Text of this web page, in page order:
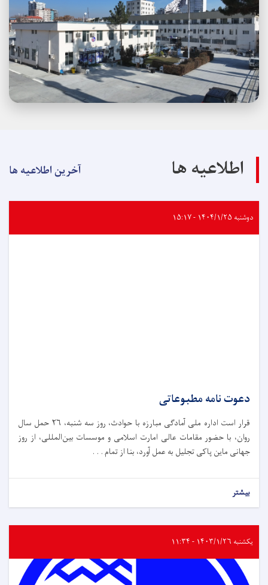
اطلاعیه ها آخرین اطلاعیه ها
دوشنبه ۱۴۰۴/۱/۲۵ - ۱۵:۱۷
دعوت نامه مطبوعاتی
قرار است اداره ملی آمادگی مبارزه با حوادث،‌ روز سه شنبه، ۲۶ حمل سال
روان، با حضور مقامات عالی امارت اسلامی و موسسات بین‌المللی، از روز
جهانی ماین پاکی تجلیل به عمل آورد، بنا از تمام . . .
بیشتر
یکشنبه ۱۴۰۳/۱/۲۶ - ۱۱:۳۴